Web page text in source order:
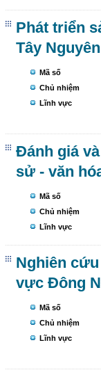
Phát triển
Tây Nguyên
Mã số
Chủ nhiệm
Lĩnh vực
Đánh giá
sử - văn
Mã số
Chủ nhiệm
Lĩnh vực
Nghiên
vực Đông
Mã số
Chủ nhiệm
Lĩnh vực